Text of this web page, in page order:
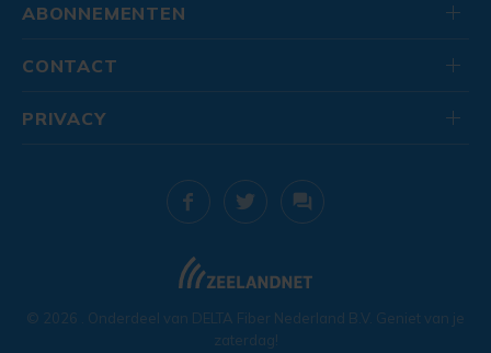
ABONNEMENTEN
CONTACT
© 2026 . Onderdeel van DELTA Fiber Nederland B.V. Geniet van je
zaterdag!
PRIVACY